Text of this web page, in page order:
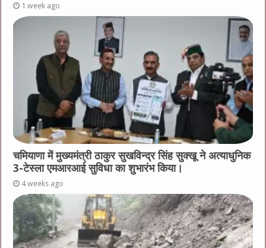
1 week ago
चमियाणा में मुख्यमंत्री ठाकुर सुखविन्द्र सिंह सुक्खू ने अत्याधुनिक
3-टेस्ला एमआरआई सुविधा का शुभारंभ किया।
4 weeks ago